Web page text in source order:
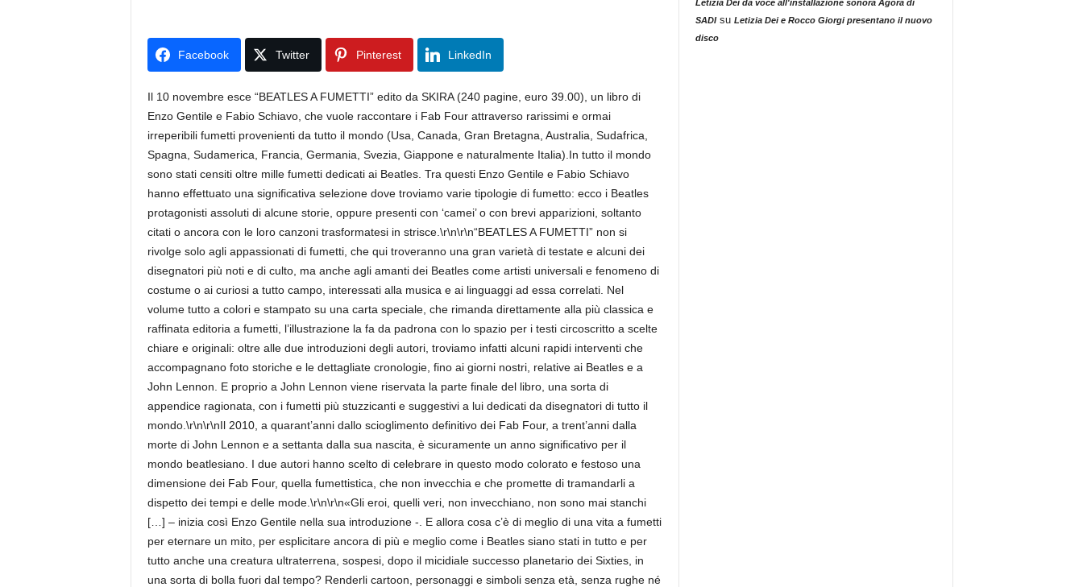
Facebook Twitter Pinterest LinkedIn
Il 10 novembre esce “BEATLES A FUMETTI” edito da SKIRA (240 pagine, euro 39.00), un libro di
Enzo Gentile e Fabio Schiavo, che vuole raccontare i Fab Four attraverso rarissimi e ormai
irreperibili fumetti provenienti da tutto il mondo (Usa, Canada, Gran Bretagna, Australia, Sudafrica,
Spagna, Sudamerica, Francia, Germania, Svezia, Giappone e naturalmente Italia).In tutto il mondo
sono stati censiti oltre mille fumetti dedicati ai Beatles. Tra questi Enzo Gentile e Fabio Schiavo
hanno effettuato una significativa selezione dove troviamo varie tipologie di fumetto: ecco i Beatles
protagonisti assoluti di alcune storie, oppure presenti con ‘camei’ o con brevi apparizioni, soltanto
citati o ancora con le loro canzoni trasformatesi in strisce.\r\n\r\n“BEATLES A FUMETTI” non si
rivolge solo agli appassionati di fumetti, che qui troveranno una gran varietà di testate e alcuni dei
disegnatori più noti e di culto, ma anche agli amanti dei Beatles come artisti universali e fenomeno di
costume o ai curiosi a tutto campo, interessati alla musica e ai linguaggi ad essa correlati. Nel
volume tutto a colori e stampato su una carta speciale, che rimanda direttamente alla più classica e
raffinata editoria a fumetti, l’illustrazione la fa da padrona con lo spazio per i testi circoscritto a scelte
chiare e originali: oltre alle due introduzioni degli autori, troviamo infatti alcuni rapidi interventi che
accompagnano foto storiche e le dettagliate cronologie, fino ai giorni nostri, relative ai Beatles e a
John Lennon. E proprio a John Lennon viene riservata la parte finale del libro, una sorta di
appendice ragionata, con i fumetti più stuzzicanti e suggestivi a lui dedicati da disegnatori di tutto il
mondo.\r\n\r\nIl 2010, a quarant’anni dallo scioglimento definitivo dei Fab Four, a trent’anni dalla
morte di John Lennon e a settanta dalla sua nascita, è sicuramente un anno significativo per il
mondo beatlesiano. I due autori hanno scelto di celebrare in questo modo colorato e festoso una
dimensione dei Fab Four, quella fumettistica, che non invecchia e che promette di tramandarli a
dispetto dei tempi e delle mode.\r\n\r\n«Gli eroi, quelli veri, non invecchiano, non sono mai stanchi
[…] – inizia così Enzo Gentile nella sua introduzione -. E allora cosa c’è di meglio di una vita a fumetti
per eternare un mito, per esplicitare ancora di più e meglio come i Beatles siano stati in tutto e per
tutto anche una creatura ultraterrena, sospesi, dopo il micidiale successo planetario dei Sixties, in
una sorta di bolla fuori dal tempo? Renderli cartoon, personaggi e simboli senza età, senza rughe né
Letizia Dei dà voce all'installazione sonora Agorà di
SADIsu Letizia Dei e Rocco Giorgi presentano il nuovo
disco